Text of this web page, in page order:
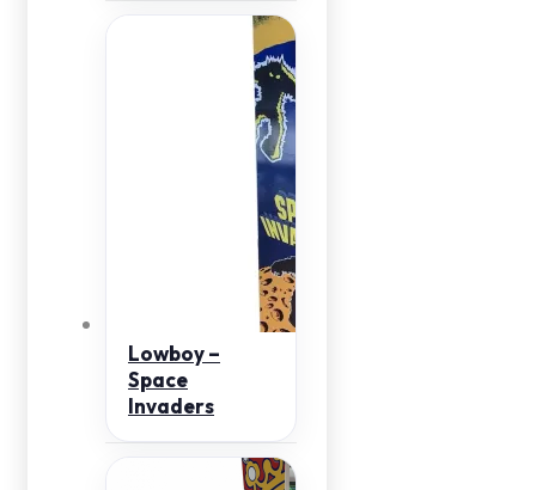
Lowboy –
Space
Invaders